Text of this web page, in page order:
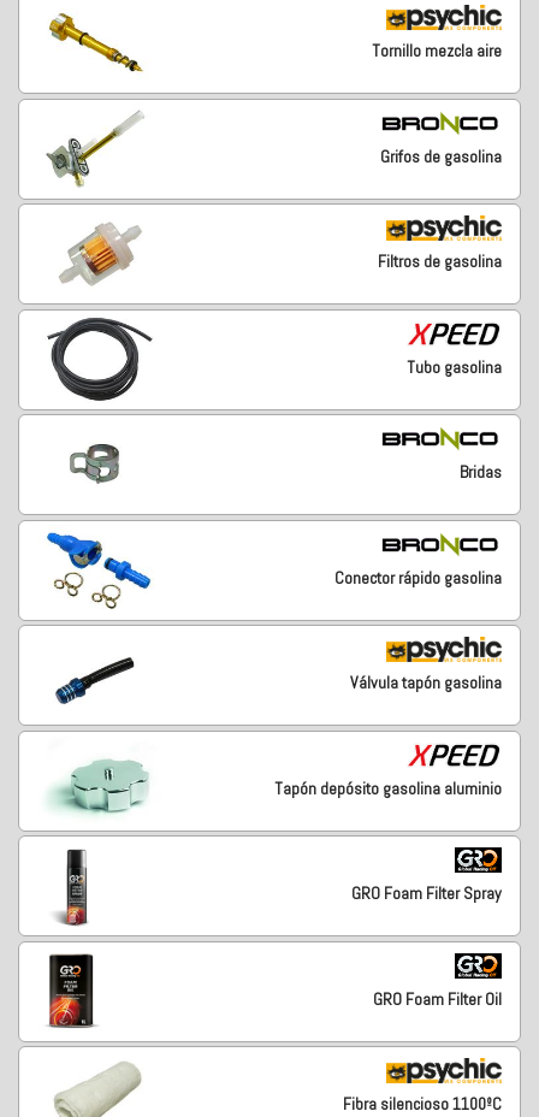
Tornillo mezcla aire
Grifos de gasolina
Filtros de gasolina
Tubo gasolina
Bridas
Conector rápido gasolina
Válvula tapón gasolina
Tapón depósito gasolina aluminio
GRO Foam Filter Spray
GRO Foam Filter Oil
Fibra silencioso 1100ºC